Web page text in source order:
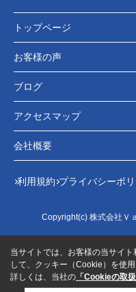
トップページ
お客様の声
ブログ
アクセスマップ
会社概要
利用規約 プライバシーポ
Copyright(c) 株式会社Ｖ
当サイトでは、お客様の当サイ
して、クッキー（Cookie）を使用
詳しくは、当社の 「Cookieの取